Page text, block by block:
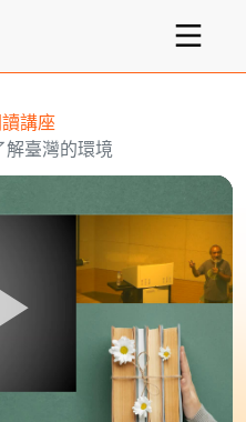
讀講座
解臺灣的環境